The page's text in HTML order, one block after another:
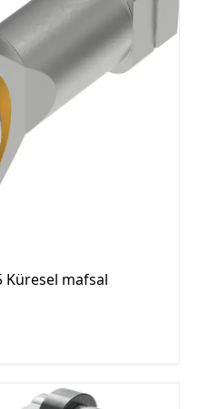
components)
ITR - İzolyasiya
(Isolation
- Sabit Qida mənbələri (DC
Supplies)
- Proqramlanan Məntiq
(Programmable
- Relelər
Sensors)
Küresel mafsal